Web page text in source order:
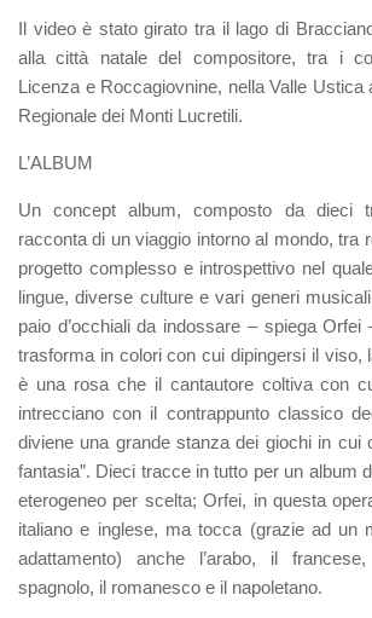
Il video è stato girato tra il lago di
alla città natale del compositore, tra i
Licenza e Roccagiovnine, nella Valle Ustica
Regionale dei Monti Lucretili.
L’ALBUM
Un concept album, composto da dieci
racconta di un viaggio intorno al mondo, tra
progetto complesso e introspettivo nel
lingue, diverse culture e vari generi
paio d’occhiali da indossare – spiega Orfei
trasforma in colori con cui dipingersi il viso,
è una rosa che il cantautore coltiva con
intrecciano con il contrappunto classico
diviene una grande stanza dei giochi in cui
fantasia”. Dieci tracce in tutto per un album
eterogeneo per scelta; Orfei, in questa
italiano e inglese, ma tocca (grazie ad un
adattamento) anche l’arabo, il
spagnolo, il romanesco e il napoletano.